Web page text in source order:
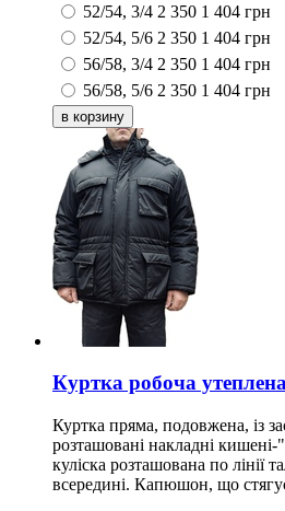
52/54, 3/4 2 350 1 404 грн
52/54, 5/6 2 350 1 404 грн
56/58, 3/4 2 350 1 404 грн
56/58, 5/6 2 350 1 404 грн
Куртка робоча
Куртка пряма, подовжена, із
розташовані накладні
куліска розташована по лінії
всередині. Капюшон, що